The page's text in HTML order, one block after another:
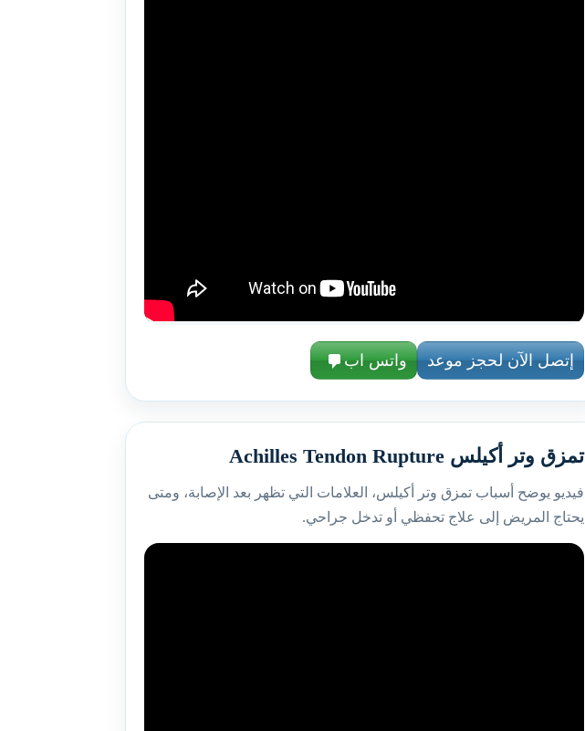
إتصل الآن لحجز موعد واتس اب
تمزق وتر أكيلس Achilles Tendon Rupture
فيديو يوضح أسباب تمزق وتر أكيلس، العلامات التي تظهر بعد الإصابة، ومتى
يحتاج المريض إلى علاج تحفظي أو تدخل جراحي.